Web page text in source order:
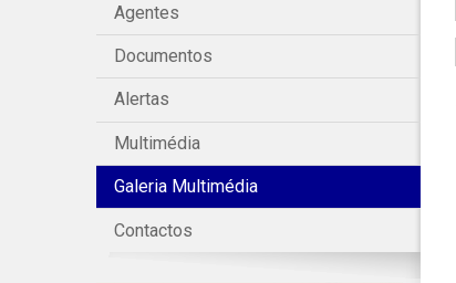
Agentes
Documentos
Alertas
Multimédia
Galeria Multimédia
Contactos